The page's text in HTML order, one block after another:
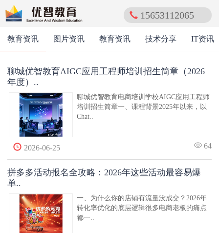
15653112065
教育资讯 图片资讯 教育资讯 技术分享 IT资讯
聊城优智教育AIGC应用工程师培训招生简章（2026
年度）..
聊城优智教育电商培训学校AIGC应用工程师
培训招生简章一、课程背景2025年以来，以
Chat..
2026-06-25 64
拼多多活动报名全攻略：2026年这些活动最容易爆
单..
一、为什么你的店铺有流量没成交？2026年
转化率优化的底层逻辑很多电商老板的痛点
都一..